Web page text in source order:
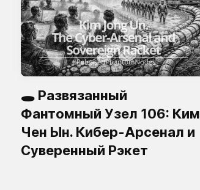
🕳️ Развязанный
Фантомный Узел 106: Ким
Чен Ын. Кибер-Арсенал и
Суверенный Рэкет